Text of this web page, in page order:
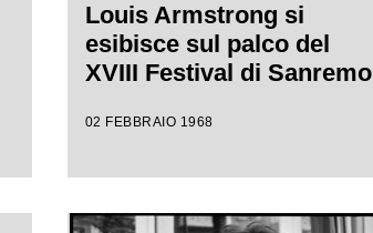
Louis Armstrong si
esibisce sul palco del
XVIII Festival di Sanremo
02 FEBBRAIO 1968